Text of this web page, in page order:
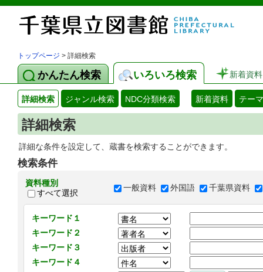
トップページ > 詳細検索
かんたん検索 いろいろ検索 新着資料
詳細検索 ジャンル検索 NDC分類検索 新着資料 テー
詳細検索
詳細な条件を設定して、蔵書を検索することができます。
検索条件
資料種別
すべて選択
一般資料 外国語 千葉県資料
キーワード１
キーワード２
キーワード３
キーワード４